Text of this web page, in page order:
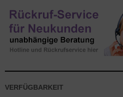
VERFÜGBARKEIT